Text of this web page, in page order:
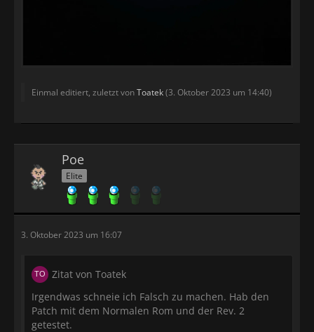
Einmal editiert, zuletzt vonToatek(3. Oktober 2023 um 14:40)
Poe
Elite
3. Oktober 2023 um 16:07
Zitat von Toatek
Irgendwas schneie ich Falsch zu machen. Hab den
Patch mit dem Normalen Rom und der Rev. 2
getestet.